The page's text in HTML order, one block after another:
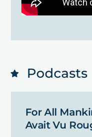
Podcasts
For All
Avait Vu